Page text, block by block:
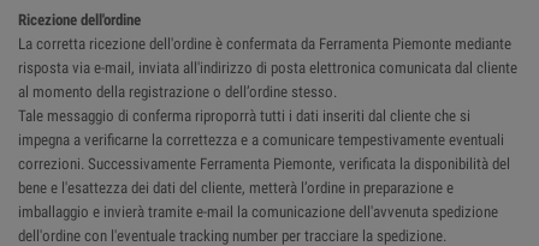
Ricezione dell'ordine
La corretta ricezione dell'ordine è confermata da Ferramenta Piemonte mediante
risposta via e-mail, inviata all'indirizzo di posta elettronica comunicata dal cliente
al momento della registrazione o dell’ordine stesso.
Tale messaggio di conferma riproporrà tutti i dati inseriti dal cliente che si
impegna a verificarne la correttezza e a comunicare tempestivamente eventuali
correzioni. Successivamente Ferramenta Piemonte, verificata la disponibilità del
bene e l'esattezza dei dati del cliente, metterà l’ordine in preparazione e
imballaggio e invierà tramite e-mail la comunicazione dell'avvenuta spedizione
dell'ordine con l'eventuale tracking number per tracciare la spedizione.